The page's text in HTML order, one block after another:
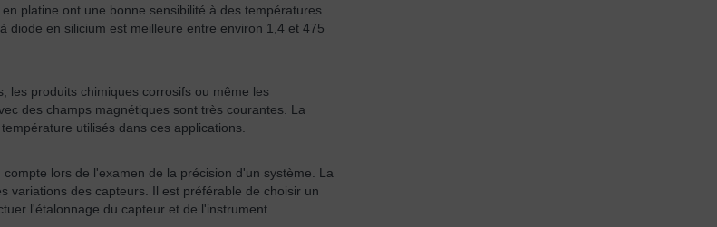
platine ont une bonne sensibilité à des températures
diode en silicium est meilleure entre environ 1,4 et 475
les produits chimiques corrosifs ou même les
des champs magnétiques sont très courantes. La
utilisés dans ces applications.
lors de l'examen de la précision d'un système. La
variations des capteurs. Il est préférable de choisir un
l'étalonnage du capteur et de l'instrument.